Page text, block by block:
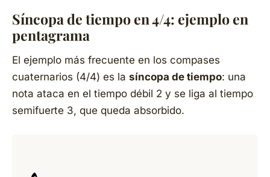
Síncopa de tiempo en 4/4: ejemplo en
pentagrama
El ejemplo más frecuente en los compases
cuaternarios (4/4) es la síncopa de tiempo: una
nota ataca en el tiempo débil 2 y se liga al tiempo
semifuerte 3, que queda absorbido.